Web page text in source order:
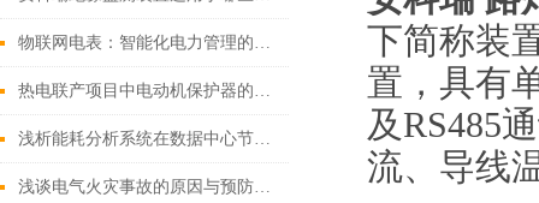
物联网电表：智能化电力管理的未来之星
热电联产项目中电动机保护器的应用
浅析能耗分析系统在数据中心节能降耗中的应用
浅谈电气火灾事故的原因与预防措施
下简称装
置，具有
及RS485
流、导线